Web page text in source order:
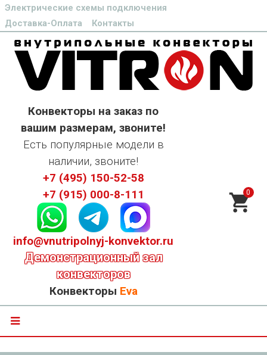
Электрические схемы подключения
Доставка-Оплата
Контакты
Конвекторы на заказ по
вашим размерам, звоните!
Есть популярные модели в
наличии, звоните!
+7 (495) 150-52-58
+7 (915) 000-8-111
info@vnutripolnyj-konvektor.ru
Демонстрационный зал
конвекторов
Конвекторы Eva
0